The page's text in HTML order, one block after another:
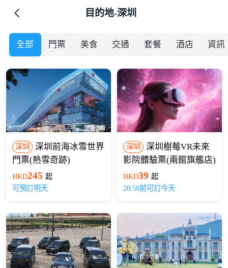
目的地-深圳
全部 門票 美食 交通 套餐 酒店 資訊
深圳
深圳前海冰雪世界
門票(熱雪奇跡)
HKD245 起
可預訂明天
深圳
深圳樹莓VR未來
影院體驗票(兩館旗艦店)
HKD39 起
20:50前可訂今天